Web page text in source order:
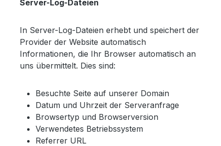
Server-Log-Dateien
In Server-Log-Dateien erhebt und speichert der
Provider der Website automatisch
Informationen, die Ihr Browser automatisch an
uns übermittelt. Dies sind:
Besuchte Seite auf unserer Domain
Datum und Uhrzeit der Serveranfrage
Browsertyp und Browserversion
Verwendetes Betriebssystem
Referrer URL